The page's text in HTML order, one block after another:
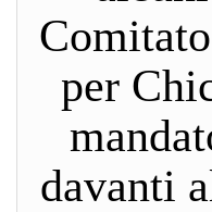
per
davanti